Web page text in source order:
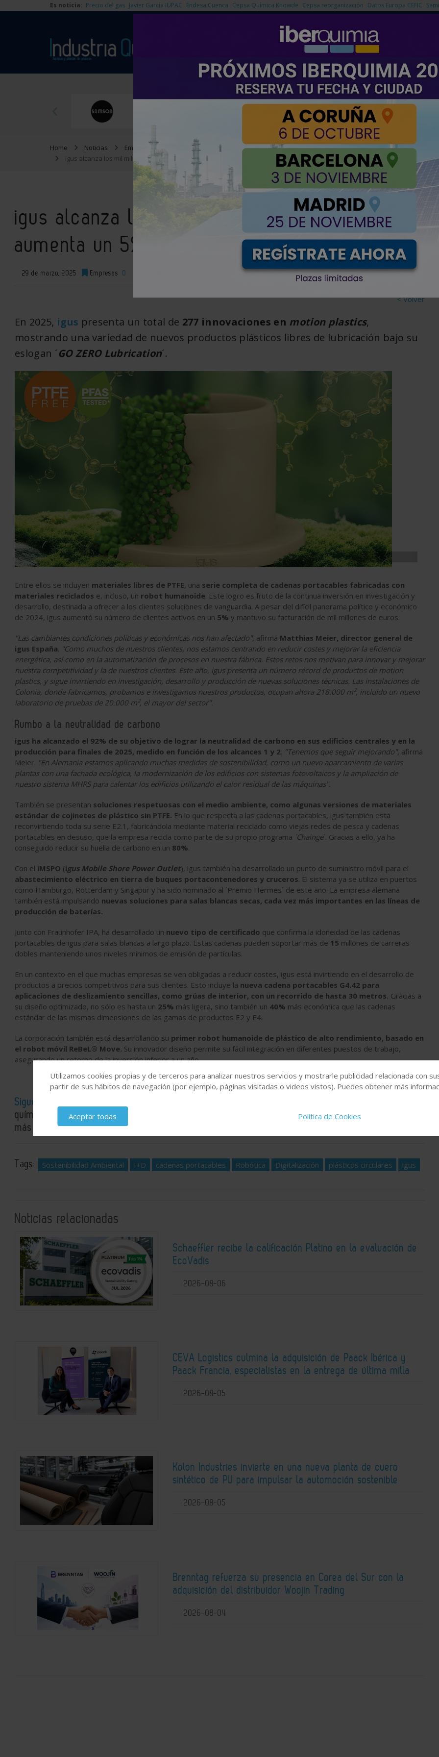
Es noticia: Precio del gas Javier García IUPAC Endesa Cuenca Cepsa Química Knowde Cepsa reorganización Datos Europa CEFIC
NOTICIAS PRODUCTOS
EMPRESAS PREMIUM
Home Noticias
Empresas
igus alcanza los mil millones en ventas y aumenta un 5% el número de clientes activos
igus alcanza los mil millones en ventas y
aumenta un 5% el número de clientes activos
29 de marzo, 2025 Empresas 0
< Volver
En 2025, igus presenta un total de 277 innovaciones en motion plastics,
mostrando una variedad de nuevos productos plásticos libres de lubricación bajo su
eslogan ´GO ZERO Lubrication´.
‹ ›
Entre ellos se incluyen materiales libres de PTFE, una serie completa de cadenas portacables fabricadas con
materiales reciclados e, incluso, un robot humanoide. Este logro es fruto de la continua inversión en investigación y
desarrollo, destinada a ofrecer a los clientes soluciones de vanguardia. A pesar del difícil panorama político y económico
de 2024, igus aumentó su número de clientes activos en un 5% y mantuvo su facturación de mil millones de euros.
"Las cambiantes condiciones políticas y económicas nos han afectado", afirma Matthias Meier, director general de
igus España. "Como muchos de nuestros clientes, nos estamos centrando en reducir costes y mejorar la eficiencia
energética, así como en la automatización de procesos en nuestra fábrica. Estos retos nos motivan para innovar y mejorar
nuestra competitividad y la de nuestros clientes. Este año, igus presenta un número récord de productos de motion
plastics, y sigue invirtiendo en investigación, desarrollo y producción de nuevas soluciones técnicas. Las instalaciones de
Colonia, donde fabricamos, probamos e investigamos nuestros productos, ocupan ahora 218.000 m², incluido un nuevo
laboratorio de pruebas de 20.000 m², el mayor del sector".
Rumbo a la neutralidad de carbono
igus ha alcanzado el 92% de su objetivo de lograr la neutralidad de carbono en sus edificios centrales y en la
producción para finales de 2025, medido en función de los alcances 1 y 2. "Tenemos que seguir mejorando", afirma
Meier. "En Alemania estamos aplicando muchas medidas de sostenibilidad, como un nuevo aparcamiento de varias
plantas con una fachada ecológica, la modernización de los edificios con sistemas fotovoltaicos y la ampliación de
nuestro sistema MHRS para calentar los edificios utilizando el calor residual de las máquinas".
También se presentan soluciones respetuosas con el medio ambiente, como algunas versiones de materiales
estándar de cojinetes de plástico sin PTFE. En lo que respecta a las cadenas portacables, igus también está
reconvirtiendo toda su serie E2.1, fabricándola mediante material reciclado como viejas redes de pesca y cadenas
portacables en desuso, que la empresa recicla como parte de su propio programa ´Chainge´. Gracias a ello, ya ha
conseguido reducir su huella de carbono en un 80%.
Con el iMSPO (igus Mobile Shore Power Outlet), igus también ha desarrollado un punto de suministro móvil para el
abastecimiento eléctrico en tierra de buques portacontenedores y cruceros. El sistema ya se utiliza en puertos
como Hamburgo, Rotterdam y Singapur y ha sido nominado al ´Premio Hermes´ de este año. La empresa alemana
también está impulsando nuevas soluciones para salas blancas secas, cada vez más importantes en las líneas de
producción de baterías.
Junto con Fraunhofer IPA, ha desarrollado un nuevo tipo de certificado que confirma la idoneidad de las cadenas
portacables de igus para salas blancas a largo plazo. Estas cadenas pueden soportar más de 15 millones de carreras
dobles manteniendo unos niveles mínimos de emisión de partículas.
En un contexto en el que muchas empresas se ven obligadas a reducir costes, igus está invirtiendo en el desarrollo de
productos a precios competitivos para sus clientes. Esto incluye la nueva cadena portacables G4.42 para
aplicaciones de deslizamiento sencillas, como grúas de interior, con un recorrido de hasta 30 metros. Gracias a
su diseño optimizado, no sólo es hasta un 25% más ligera, sino también un 40% más económica que las cadenas
estándar de las mismas dimensiones de las gamas de productos E2 y E4.
La corporación también está desarrollando su primer robot humanoide de plástico de alto rendimiento, basado en
el robot móvil ReBeL® Move. Su innovador diseño permite su fácil integración en diferentes puestos de trabajo,
asegurando un retorno de la inversión inferior a un año.
Sigue el canal de Industria Química en WhatsApp
químico y energético en un solo espacio: la actualidad del día y los artículos y reportajes técnicos
más detallados e interesantes.
Tags: Sostenibilidad Ambiental I+D cadenas portacables Robótica Digitalización plásticos circulares igus
Noticias relacionadas
Schaeffler recibe la calificación Platino en la evaluación de
EcoVadis
2026-08-06
CEVA Logistics culmina la adquisición de Paack Ibérica y
Paack Francia, especialistas en la entrega de última milla
2026-08-05
Kolon Industries invierte en una nueva planta de cuero
sintético de PU para impulsar la automoción sostenible
2026-08-05
Brenntag refuerza su presencia en Corea del Sur con la
adquisición del distribuidor Woojin Trading
2026-08-04
Utilizamos cookies propias y de terceros para analizar nuestros servicios y mostrarle publicidad relacionada con
partir de sus hábitos de navegación (por ejemplo, páginas visitadas o videos vistos). Puedes obtener más
Aceptar todas Política de Cookies